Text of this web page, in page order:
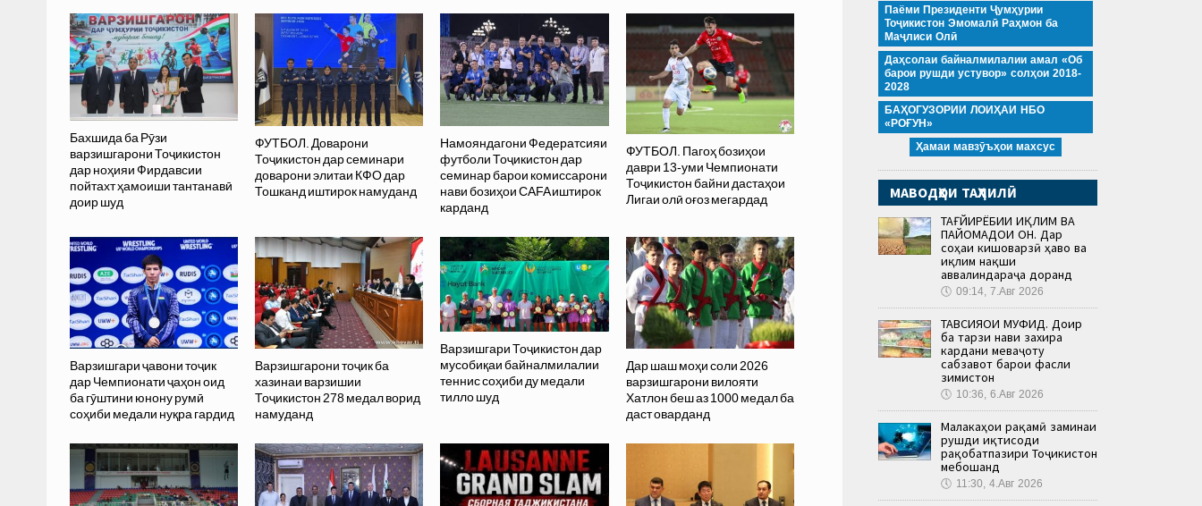
Бахшида ба Рӯзи
варзишгарони Тоҷикистон
дар ноҳияи Фирдавсии
пойтахт ҳамоиши тантанавӣ
доир шуд
ФУТБОЛ. Доварони
Тоҷикистон дар семинари
доварони элитаи КФО дар
Тошканд иштирок намуданд
Намояндагони Федератсияи
футболи Тоҷикистон дар
семинар барои комиссарони
нави бозиҳои CAFA иштирок
карданд
ФУТБОЛ. Пагоҳ бозиҳои
даври 13-уми Чемпионати
Тоҷикистон байни дастаҳои
Лигаи олӣ оғоз мегардад
Варзишгари ҷавони тоҷик
дар Чемпионати ҷаҳон оид
ба гӯштини юнону румӣ
соҳиби медали нуқра гардид
Варзишгарони тоҷик ба
хазинаи варзишии
Тоҷикистон 278 медал ворид
намуданд
Варзишгари Тоҷикистон дар
мусобиқаи байналмилалии
теннис соҳиби ду медали
тилло шуд
Дар шаш моҳи соли 2026
варзишгарони вилояти
Хатлон беш аз 1000 медал ба
даст оварданд
Паёми Президенти Ҷумҳурии
Тоҷикистон Эмомалӣ Раҳмон ба
Маҷлиси Олӣ
Даҳсолаи байналмилалии амал «Об
барои рушди устувор» солҳои 2018-
2028
БАҲОГУЗОРИИ ЛОИҲАИ НБО
«РОҒУН»
Ҳамаи мавзӯъҳои махсус
МАВОДҲОИ ТАҲЛИЛӢ
ТАҒЙИРЁБИИ ИҚЛИМ ВА
ПАЙОМАДҲОИ ОН. Дар
соҳаи кишоварзӣ ҳаво ва
иқлим нақши
аввалиндараҷа доранд
🕔 09:14, 7.Авг 2026
ТАВСИЯҲОИ МУФИД. Доир
ба тарзи нави захира
кардани меваҷоту
сабзавот барои фасли
зимистон
🕔 10:36, 6.Авг 2026
Малакаҳои рақамӣ заминаи
рушди иқтисоди
рақобатпазири Тоҷикистон
мебошанд
🕔 11:30, 4.Авг 2026